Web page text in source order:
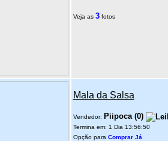
Veja as 3fotos
Mala da Salsa
Vendedor: Piipoca(0)
Termina em: 1 Dia 13:56:50
Opção para Comprar Já